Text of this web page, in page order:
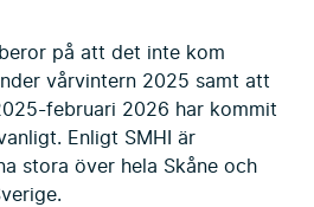
på att det inte kom
vårvintern 2025 samt att
februari 2026 har kommit
Enligt SMHI är
stora över hela Skåne och